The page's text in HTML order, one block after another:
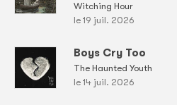
Witching Hour
le 19 juil. 2026
Boys Cry Too
The Haunted Youth
le 14 juil. 2026